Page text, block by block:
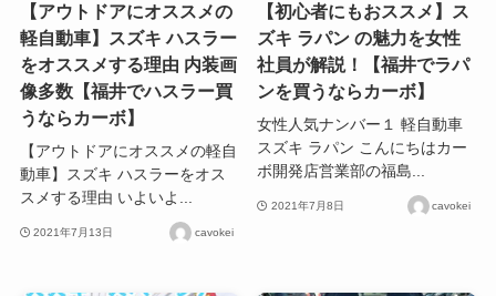
【アウトドアにオススメの
軽自動車】スズキ ハスラー
をオススメする理由 内装画
像多数【福井でハスラー買
うならカーボ】
【アウトドアにオススメの軽自
動車】スズキ ハスラーをオス
スメする理由 いよいよ...
2021年7月13日 cavokei
【初心者にもおススメ】ス
ズキ ラパン の魅力を女性
社員が解説！【福井でラパ
ンを買うならカーボ】
女性人気ナンバー１ 軽自動車
スズキ ラパン こんにちはカー
ボ開発店営業部の福島...
2021年7月8日 cavokei